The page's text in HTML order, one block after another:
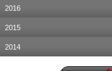
2016
2015
2014